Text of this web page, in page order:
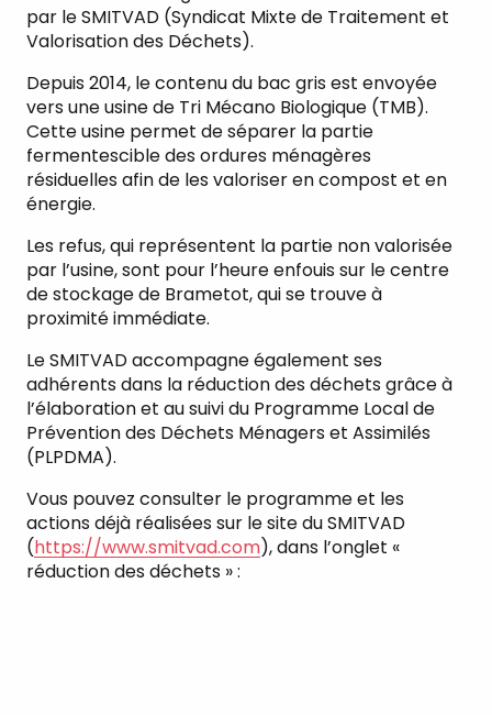
par le SMITVAD (Syndicat Mixte de Traitement et
Valorisation des Déchets).
Depuis 2014, le contenu du bac gris est envoyée
vers une usine de Tri Mécano Biologique (TMB).
Cette usine permet de séparer la partie
fermentescible des ordures ménagères
résiduelles afin de les valoriser en compost et en
énergie.
Les refus, qui représentent la partie non valorisée
par l’usine, sont pour l’heure enfouis sur le centre
de stockage de Brametot, qui se trouve à
proximité immédiate.
Le SMITVAD accompagne également ses
adhérents dans la réduction des déchets grâce à
l’élaboration et au suivi du Programme Local de
Prévention des Déchets Ménagers et Assimilés
(PLPDMA).
Vous pouvez consulter le programme et les
actions déjà réalisées sur le site du SMITVAD
(https://www.smitvad.com), dans l’onglet «
réduction des déchets » :